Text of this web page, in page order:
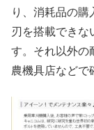
り、消耗品の購
刃を搭載できな
す。それ以外の
農機具店などで